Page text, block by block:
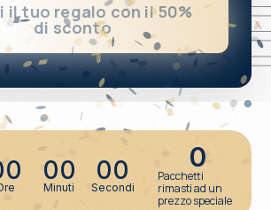
il tuo regalo con il 50%
di sconto
00
Minuti
00
Secondi
Pacchetti
rimasti ad un
prezzo speciale
0